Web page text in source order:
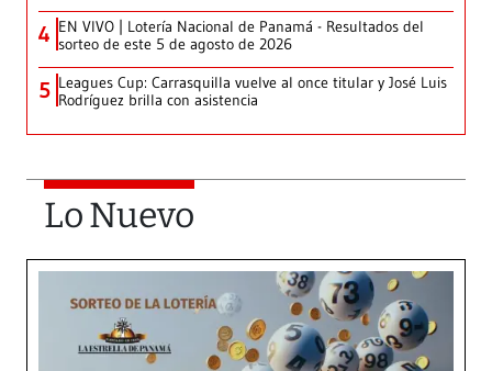
4 EN VIVO | Lotería Nacional de Panamá - Resultados del
sorteo de este 5 de agosto de 2026
5 Leagues Cup: Carrasquilla vuelve al once titular y José Luis
Rodríguez brilla con asistencia
Lo Nuevo